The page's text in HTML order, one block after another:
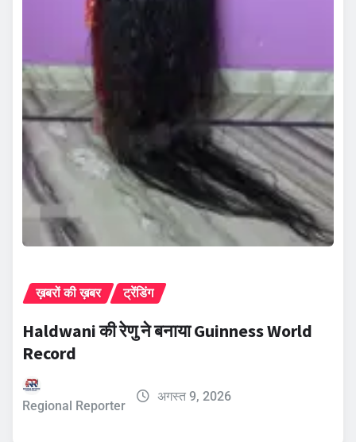
ख़बरों की ख़बर ट्रेंडिंग
Haldwani की रेणु ने बनाया Guinness World
Record
Regional Reporter
अगस्त 9, 2026